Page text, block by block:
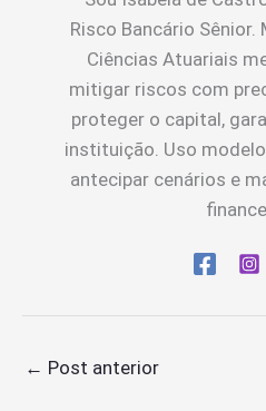
Risco Bancário
Ciências Atuariais
mitigar riscos com
proteger o capital,
instituição. Uso
antecipar cenários e
← Post anterior